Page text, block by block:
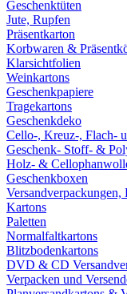
Geschenktüten
Jute, Rupfen
Präsentkarton
Korbwaren &
Klarsichtfolien
Weinkartons
Geschenkpapiere
Tragekartons
Geschenkdeko
Cello-, Kreuz-, Flach-
Geschenk- Stoff- &
Holz- &
Geschenkboxen
Kartons
Paletten
Normalfaltkartons
Blitzbodenkartons
DVD & CD
Verpacken und